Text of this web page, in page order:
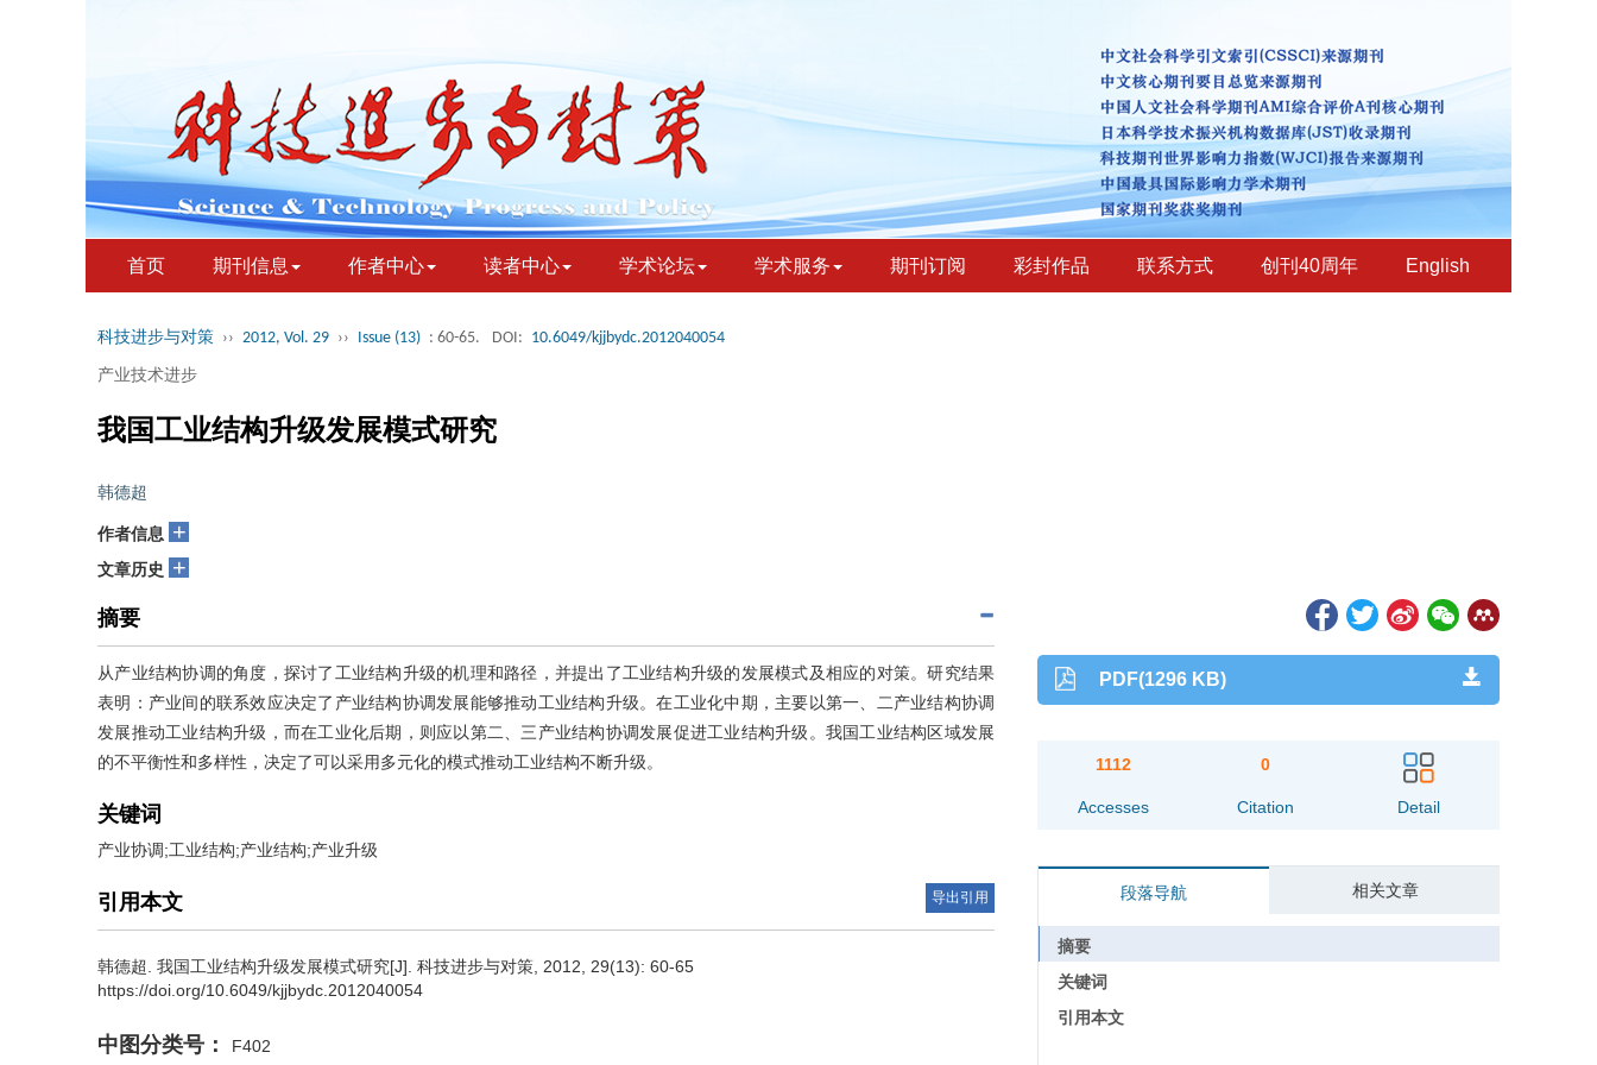
首页 期刊信息 作者中心 读者中心 学术论坛 学术服务 期刊订阅 彩封作品 联系方式 创刊40周年 English
科技进步与对策 ›› 2012, Vol. 29 ›› Issue (13) : 60-65. DOI: 10.6049/kjjbydc.2012040054
产业技术进步
我国工业结构升级发展模式研究
韩德超
作者信息 +
文章历史 +
摘要
从产业结构协调的角度，探讨了工业结构升级的机理和路径，并提出了工业结构升级的发展模式及相应的对策。研究结果
表明：产业间的联系效应决定了产业结构协调发展能够推动工业结构升级。在工业化中期，主要以第一、二产业结构协调
发展推动工业结构升级，而在工业化后期，则应以第二、三产业结构协调发展促进工业结构升级。我国工业结构区域发展
的不平衡性和多样性，决定了可以采用多元化的模式推动工业结构不断升级。
关键词
产业协调;工业结构;产业结构;产业升级
引用本文 导出引用
韩德超
我国工业结构升级发展模式研究[J]. 科技进步与对策, 2012, 29(13): 60-65
https://doi.org/10.6049/kjjbydc.2012040054
中图分类号： F402
PDF(1296 KB)
1112
Accesses
0
Citation Detail
段落导航 相关文章
摘要
关键词
引用本文